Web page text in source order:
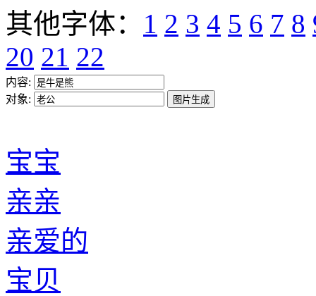
其他字体： 1 2 3 4 5 6 7 8
20 21 22
内容:
对象:
宝宝
亲亲
亲爱的
宝贝